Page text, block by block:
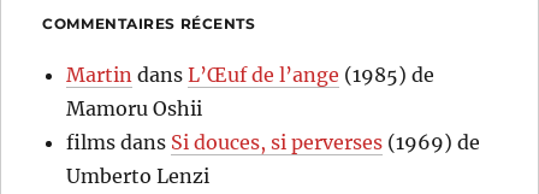
COMMENTAIRES RÉCENTS
Martin dansL’Œuf de l’ange (1985) de
Mamoru Oshii
films dans Si douces, si perverses (1969) de
Umberto Lenzi